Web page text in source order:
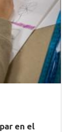
en el